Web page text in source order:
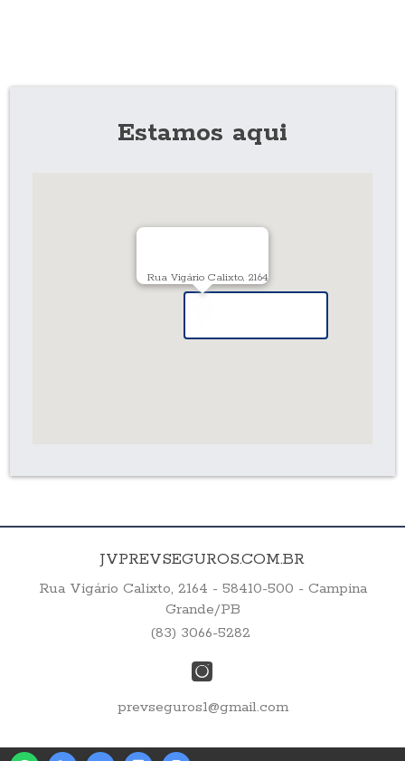
Estamos aqui
Rua Vigário Calixto, 2164
JVPREVSEGUROS.COM.BR
Rua Vigário Calixto, 2164 - 58410-500 - Campina
Grande/PB
(83) 3066-5282
prevseguros1@gmail.com